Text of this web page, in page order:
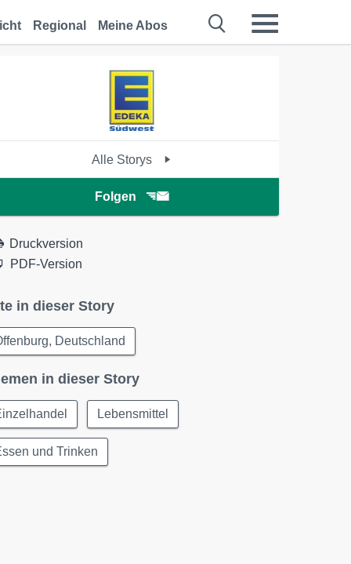
Regional Meine Abos
Alle Storys
Folgen
Druckversion
PDF-Version
in dieser Story
Deutschland
in dieser Story
Lebensmittel
und Trinken